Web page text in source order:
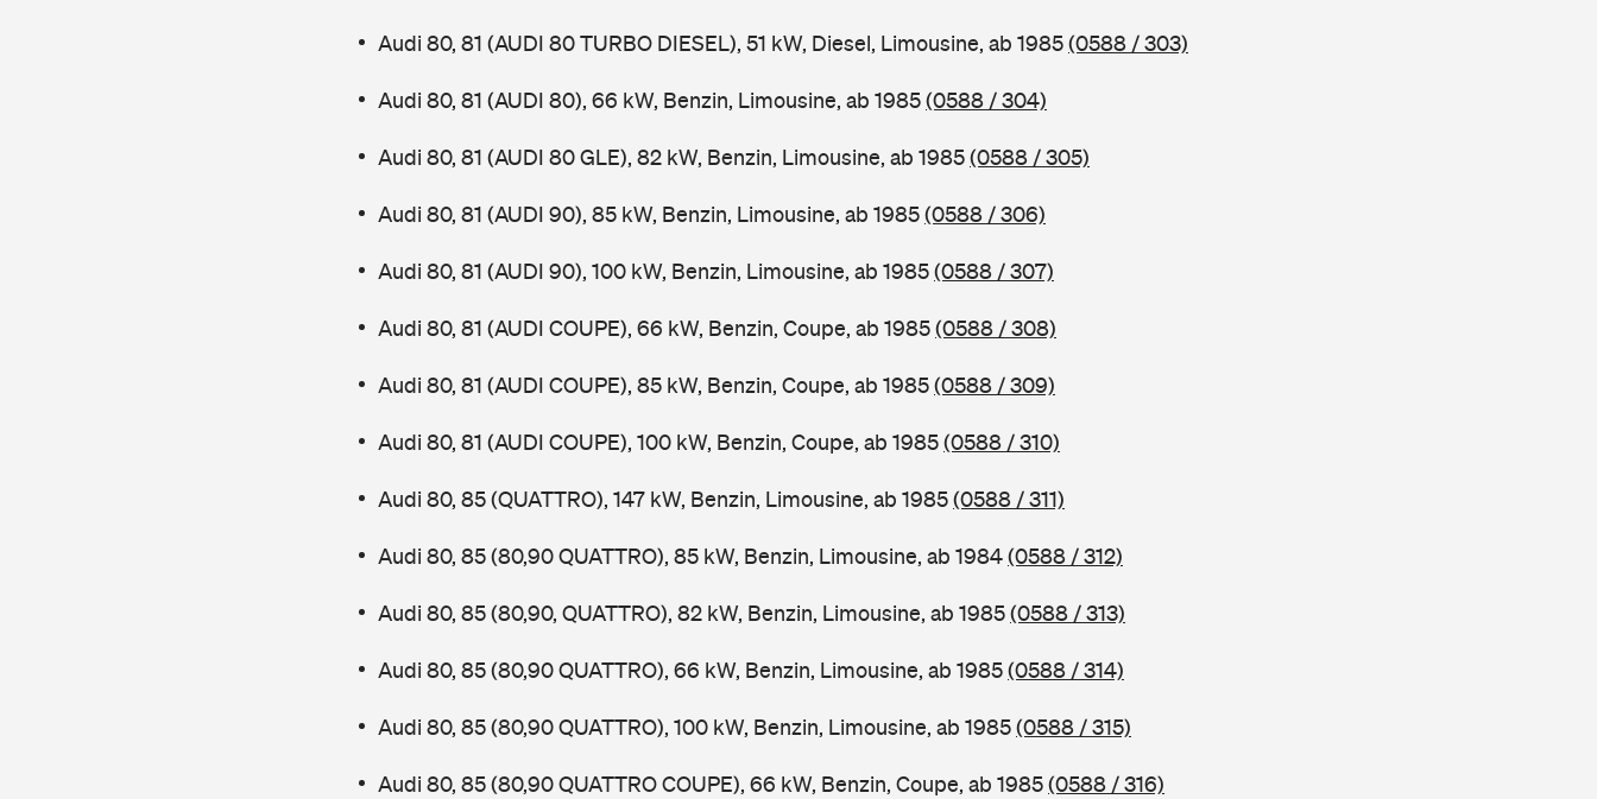
Audi 80, 81 (AUDI 80 TURBO DIESEL), 51 kW, Diesel, Limousine, ab 1985(0588 / 303)
Audi 80, 81 (AUDI 80), 66 kW, Benzin, Limousine, ab 1985(0588 / 304)
Audi 80, 81 (AUDI 80 GLE), 82 kW, Benzin, Limousine, ab 1985(0588 / 305)
Audi 80, 81 (AUDI 90), 85 kW, Benzin, Limousine, ab 1985(0588 / 306)
Audi 80, 81 (AUDI 90), 100 kW, Benzin, Limousine, ab 1985(0588 / 307)
Audi 80, 81 (AUDI COUPE), 66 kW, Benzin, Coupe, ab 1985(0588 / 308)
Audi 80, 81 (AUDI COUPE), 85 kW, Benzin, Coupe, ab 1985(0588 / 309)
Audi 80, 81 (AUDI COUPE), 100 kW, Benzin, Coupe, ab 1985(0588 / 310)
Audi 80, 85 (QUATTRO), 147 kW, Benzin, Limousine, ab 1985(0588 / 311)
Audi 80, 85 (80,90 QUATTRO), 85 kW, Benzin, Limousine, ab 1984(0588 / 312)
Audi 80, 85 (80,90, QUATTRO), 82 kW, Benzin, Limousine, ab 1985(0588 / 313)
Audi 80, 85 (80,90 QUATTRO), 66 kW, Benzin, Limousine, ab 1985(0588 / 314)
Audi 80, 85 (80,90 QUATTRO), 100 kW, Benzin, Limousine, ab 1985(0588 / 315)
Audi 80, 85 (80,90 QUATTRO COUPE), 66 kW, Benzin, Coupe, ab 1985(0588 / 316)